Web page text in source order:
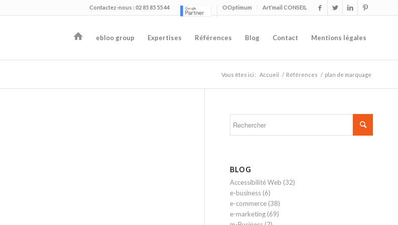
OOptimum Art’mail CONSEIL
Contactez-nous : 02 85 85 55 44
ebloo group Expertises Références Blog Contact Mentions légales
Vous êtes ici : Accueil / Références / plan de marquage
BLOG
Accessibilité Web (32)
e-business (6)
e-commerce (38)
e-marketing (69)